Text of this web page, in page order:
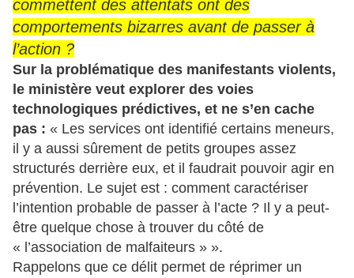
commettent des attentats ont des
comportements bizarres avant de passer à
l’action ?
Sur la problématique des manifestants violents,
le ministère veut explorer des voies
technologiques prédictives, et ne s’en cache
pas : « Les services ont identifié certains meneurs,
il y a aussi sûrement de petits groupes assez
structurés derrière eux, et il faudrait pouvoir agir en
prévention. Le sujet est : comment caractériser
l’intention probable de passer à l’acte ? Il y a peut-
être quelque chose à trouver du côté de
« l’association de malfaiteurs » ».
Rappelons que ce délit permet de réprimer un